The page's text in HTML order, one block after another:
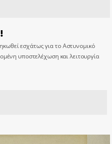
εσχάτως για το Αστυνομικό
υποστελέχωση και λειτουργία